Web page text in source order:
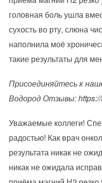
головная боль ушла
сухость во рту, слюна
наполнила моё
такие результаты для
Присоединяйтесь к
Водород Отзывы:
Уважаемые коллеги!
радостью! Как врач
результата никак не
никак не ожидала